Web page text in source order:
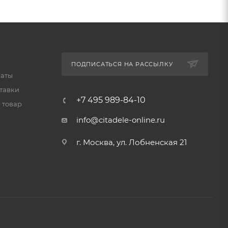
ПОДПИСАТЬСЯ НА РАССЫЛКУ
+7 495 989-84-10
info@citadele-online.ru
г. Москва, ул. Лобненская 21